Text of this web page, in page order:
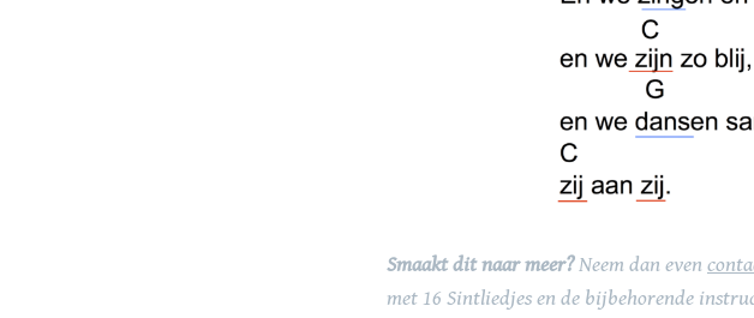
Smaakt dit naar meer?Neem dan even
met 16 Sintliedjes en de bijbehorende